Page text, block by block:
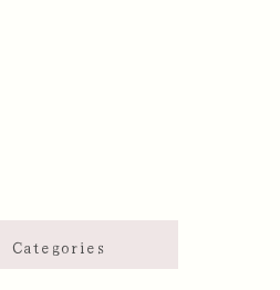
Categories